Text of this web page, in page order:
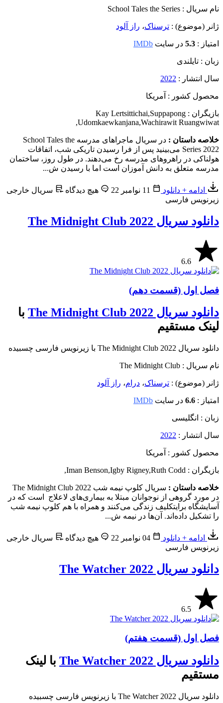
نام سریال : School Tales the Series
ژانر (موضوع) : ترسناک، راز آلود
امتیاز : 5.3 در سایت IMDb
زبان : تایلندی
سال انتشار : 2022
محصول کشور : آمریکا
بازیگران : Kay Lertsittichai ,Suppapong
Udomkaewkanjana,Wachirawit Ruangwiwat
,
خلاصه داستان :
در سریال ماجراهای مدرسه School Tales the
Series 2022 می‌بینید پس از فرا رسیدن تاریکی شب، اتفاقات
هولناکی در راهروهای مدرسه رخ می‌دهند. در طول روز، ساختمان
مدرسه متعلق به دانش آموزان است اما با رسیدن ش...
ادامه + دانلود هیچ دیدگاه
سریال خارجی
زیرنویس فارسی
دانلود سریال The Midnight Club 2022
6.6
فصل اول (قسمت دهم)
دانلود سریال The Midnight Club 2022
با
لینک مستقیم
دانلود سریال The Midnight Club 2022 با زیرنویس فارسی چسبیده
نام سریال : The Midnight Club
ژانر (موضوع) : ترسناک، درام، راز آلود
امتیاز : 6.6 در سایت IMDb
زبان : انگلیسی
سال انتشار : 2022
محصول کشور : آمریکا
بازیگران : Iman Benson ,Igby Rigney,Ruth Codd
,
خلاصه داستان :
سریال کلوپ نیمه شب The Midnight Club 2022
در مورد گروهی از نوجوانان مبتلا به بیماری‌های لاعلاج است که در
آسایشگاه برایتکلیف زندگی می‌کنند و همراه با هم کلوپ نیمه شب
را تشکیل داده‌اند. آن‌ها در نیمه ش...
ادامه + دانلود هیچ دیدگاه
سریال خارجی
زیرنویس فارسی
دانلود سریال The Watcher 2022
6.5
فصل اول (قسمت هفتم)
دانلود سریال The Watcher 2022
با لینک
مستقیم
دانلود سریال The Watcher 2022 با زیرنویس فارسی چسبیده